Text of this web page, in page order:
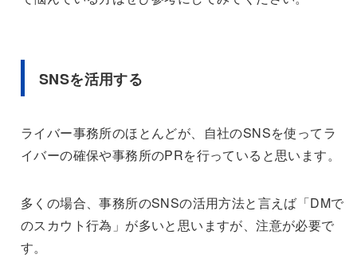
SNSを活用する
ライバー事務所のほとんどが、自社のSNSを使ってラ
イバーの確保や事務所のPRを行っていると思います。
多くの場合、事務所のSNSの活用方法と言えば「DMで
のスカウト行為」が多いと思いますが、注意が必要で
す。